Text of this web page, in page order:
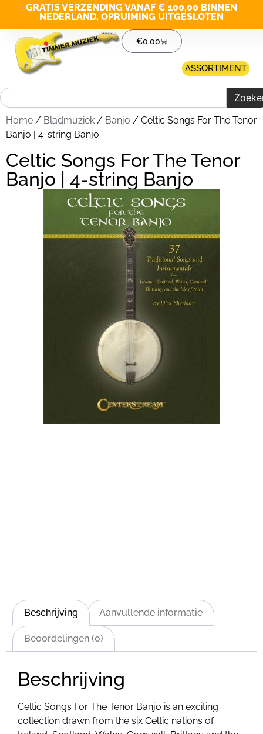
GRATIS VERZENDING VANAF € 100,00 BINNEN
NEDERLAND, OPRUIMING UITGESLOTEN
€0,00
ASSORTIMENT
Home / Bladmuziek / Banjo / Celtic Songs For The Tenor
Banjo | 4-string Banjo
Celtic Songs For The Tenor
Banjo | 4-string Banjo
Beschrijving Aanvullende informatie
Beoordelingen (0)
Beschrijving
Celtic Songs For The Tenor Banjo is an exciting
collection drawn from the six Celtic nations of